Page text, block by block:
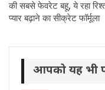
की सबसे फेवरेट बहू, ये रहा
प्यार बढ़ाने का सीक्रेट फॉर्मूला
आपको यह भी